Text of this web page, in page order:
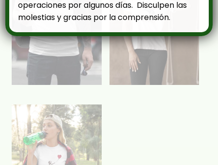
operaciones por algunos días. Disculpen las
molestias y gracias por la comprensión.